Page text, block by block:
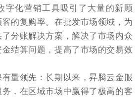
字化营销工具吸引了大量的新顾
的复购率。在批发市场领域，为
分账解决方案，解决了市场内众
结算问题，提高了市场的交易效
量领先：长期以来，昇腾云金服
，在区域市场中赢得了极高的客